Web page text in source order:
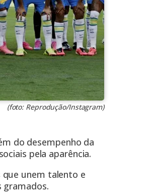
(foto: Reprodução/Instagram)
do desempenho da
pela aparência.
unem talento e
gramados.